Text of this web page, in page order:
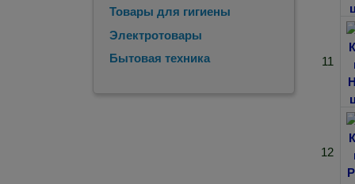
Товары для гигиены
Электротовары
Бытовая техника
11
12